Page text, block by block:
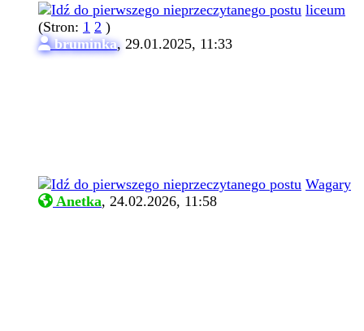
liceum
(Stron: 1 2 )
bruminka, 29.01.2025, 11:33
Wagary
Anetka, 24.02.2026, 11:58